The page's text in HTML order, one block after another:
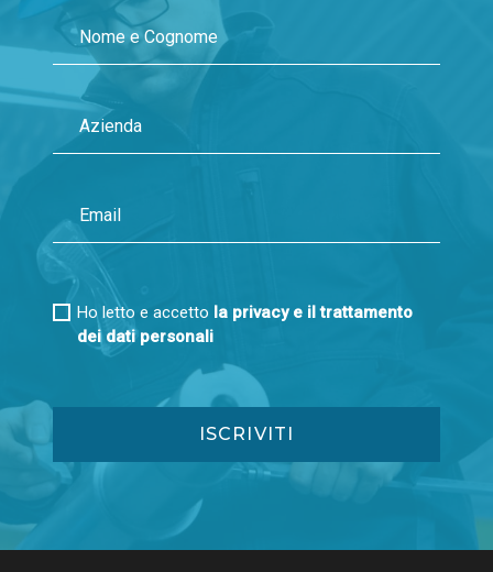
Ho letto e accetto la privacy e il trattamento
dei dati personali